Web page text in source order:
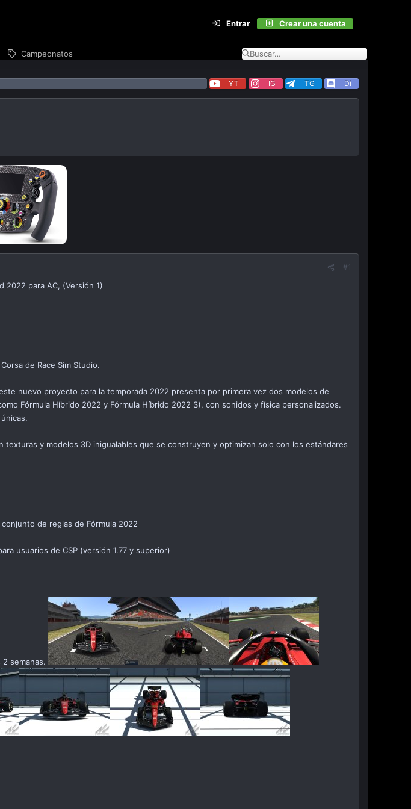
Entrar Crear una cuenta
Campeonatos
YT IG TG Di
#1
2022 para AC, (Versión 1)
de Race Sim Studio.
nuevo proyecto para la temporada 2022 presenta por primera vez dos modelos de
Fórmula Híbrido 2022 y Fórmula Híbrido 2022 S), con sonidos y física personalizados.
y modelos 3D inigualables que se construyen y optimizan solo con los estándares
de reglas de Fórmula 2022
usuarios de CSP (versión 1.77 y superior)
semanas.